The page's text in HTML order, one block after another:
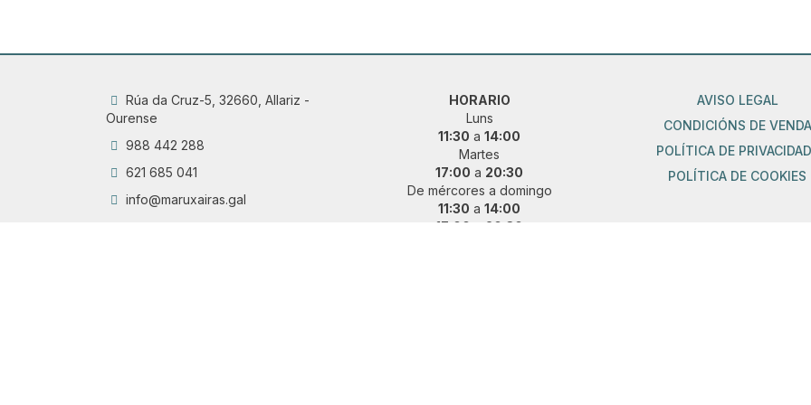
Rúa da Cruz-5, 32660, Allariz -
Ourense
988 442 288
621 685 041
info@maruxairas.gal
HORARIO
Luns
11:30 a 14:00
Martes
17:00 a 20:30
De mércores a domingo
11:30 a 14:00
17:00
20:30
AVISO LEGAL
CONDICIÓNS DE VENDA
POLÍTICA DE
POLÍTICA DE COOKIES